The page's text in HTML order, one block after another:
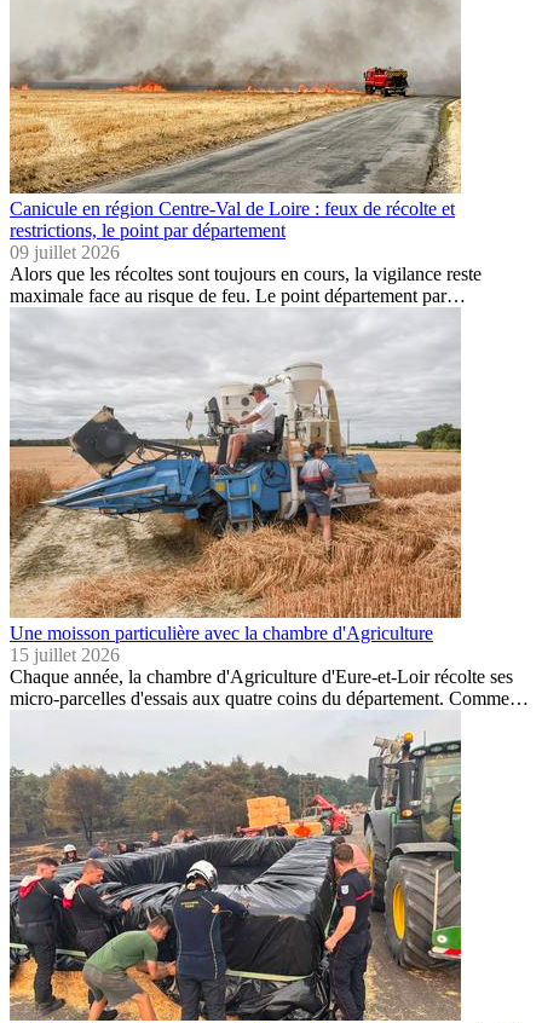
Canicule en région Centre-Val de Loire : feux de récolte et
restrictions, le point par département
09 juillet 2026
Alors que les récoltes sont toujours en cours, la vigilance reste
maximale face au risque de feu. Le point département par…
Une moisson particulière avec la chambre d'Agriculture
15 juillet 2026
Chaque année, la chambre d'Agriculture d'Eure-et-Loir récolte ses
micro-parcelles d'essais aux quatre coins du département. Comme…